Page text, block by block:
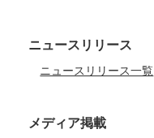
ニュースリリース
ニュースリリース一覧
メディア掲載